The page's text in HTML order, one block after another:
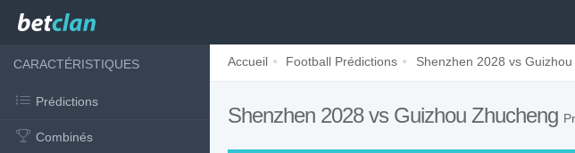
CARACTÉRISTIQUES
Prédictions
Combinés
Accueil Football Prédictions Shenzhen 2028 vs
Shenzhen 2028 vs Guizhou Zhucheng